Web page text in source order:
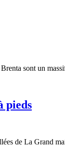
sont un
pieds
de La Grand